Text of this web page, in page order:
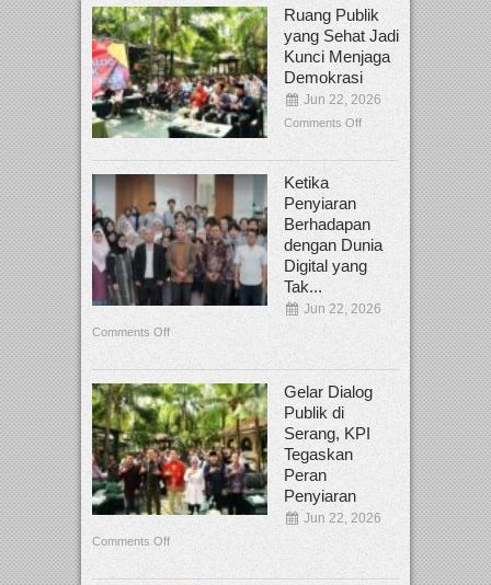
Ruang Publik
yang Sehat Jadi
Kunci Menjaga
Demokrasi
Jun 22, 2026
Comments Off
Ketika
Penyiaran
Berhadapan
dengan Dunia
Digital yang
Tak...
Jun 22, 2026
Comments Off
Gelar Dialog
Publik di
Serang, KPI
Tegaskan
Peran
Penyiaran
Jun 22, 2026
Comments Off